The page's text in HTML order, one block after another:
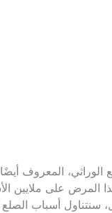
المعروف
المرض على
سنتناول أسباب